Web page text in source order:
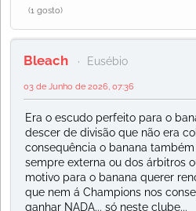
(1 gosto)
Bleach Eusébio
03 de Junho de 2026, 07:36
Era o escudo perfeito para o
descer de divisão que não era
consequência o banana
sempre externa ou dos árbitros
motivo para o banana querer
que nem á Champions nos
ganhar NADA... só neste clube...